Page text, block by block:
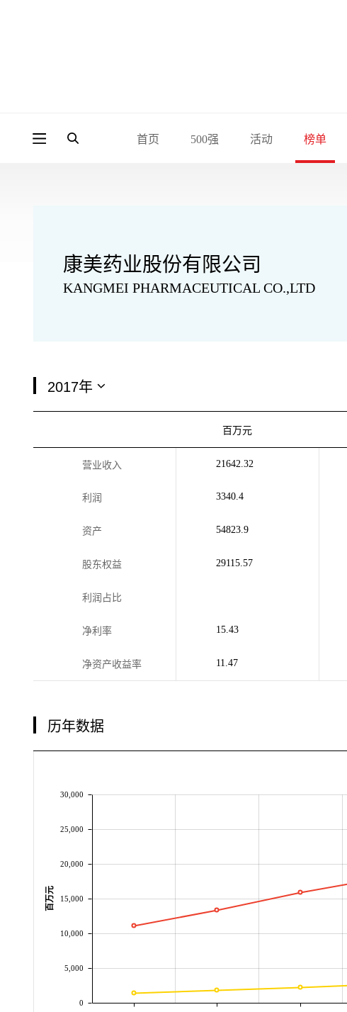
首页 500强 活动 榜单
康美药业股份有限公司
KANGMEI PHARMACEUTICAL CO.,LTD
百万元
营业收入 21642.32
利润 3340.4
资产 54823.9
股东权益 29115.57
利润占比
净利率 15.43
净资产收益率 11.47
历年数据
0
5,000
10,000
15,000
20,000
25,000
30,000
百万元